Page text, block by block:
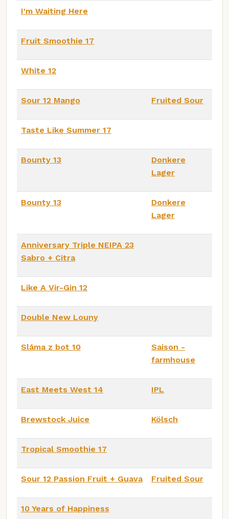
I'm Waiting Here
Fruit Smoothie 17
White 12
Sour 12 Mango Fruited Sour
Taste Like Summer 17
Bounty 13
Donkere
Lager
Bounty 13
Donkere
Lager
Anniversary Triple NEIPA 23
Sabro + Citra
Like A Vir-Gin 12
Double New Louny
Sláma z bot 10
Saison -
farmhouse
East Meets West 14 IPL
Brewstock Juice Kölsch
Tropical Smoothie 17
Sour 12 Passion Fruit + Guava Fruited Sour
10 Years of Happiness